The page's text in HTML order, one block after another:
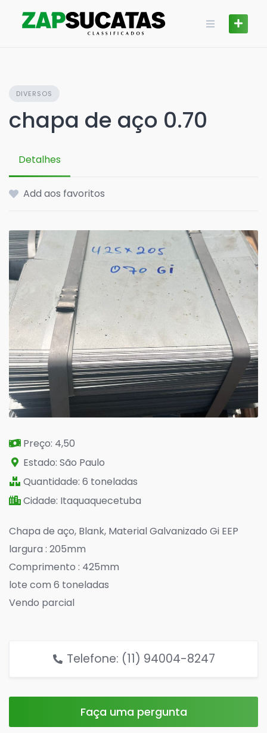
DIVERSOS
chapa de aço 0.70
Detalhes
Add aos favoritos
Preço: 4,50
Estado: São Paulo
Quantidade: 6 toneladas
Cidade: Itaquaquecetuba
Chapa de aço, Blank, Material Galvanizado Gi EEP
largura : 205mm
Comprimento : 425mm
lote com 6 toneladas
Vendo parcial
Telefone: (11) 94004-8247
Faça uma pergunta